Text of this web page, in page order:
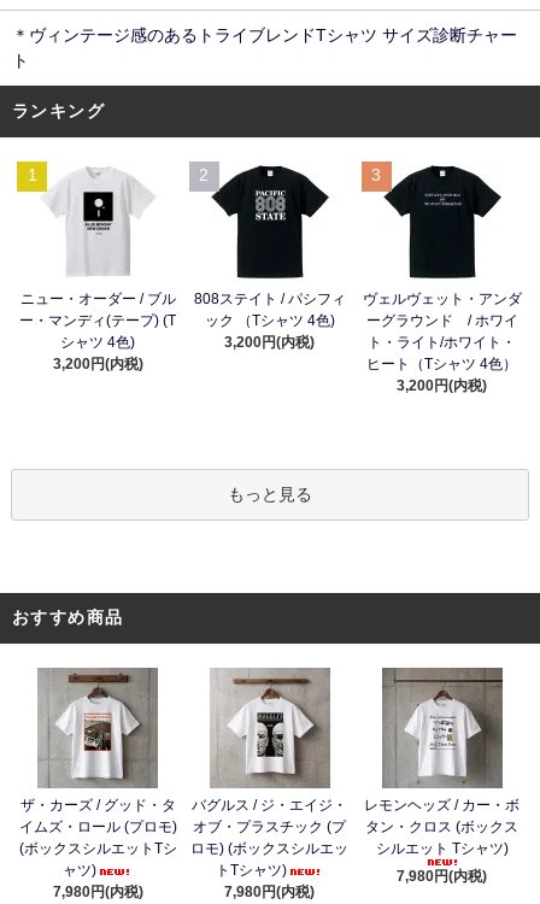
＊ヴィンテージ感のあるトライブレンドTシャツ サイズ診断チャー
ト
ランキング
1
ニュー・オーダー / ブル
ー・マンディ(テープ) (T
シャツ 4色)
3,200円(内税)
2
808ステイト / パシフィ
ック （Tシャツ 4色)
3,200円(内税)
3
ヴェルヴェット・アンダ
ーグラウンド / ホワイ
ト・ライト/ホワイト・
ヒート（Tシャツ 4色）
3,200円(内税)
もっと見る
おすすめ商品
ザ・カーズ / グッド・タ
イムズ・ロール (プロモ)
(ボックスシルエットTシ
ャツ)
7,980円(内税)
バグルス / ジ・エイジ・
オブ・プラスチック (プ
ロモ) (ボックスシルエッ
トTシャツ)
7,980円(内税)
レモンヘッズ / カー・ボ
タン・クロス (ボックス
シルエット Tシャツ)
7,980円(内税)